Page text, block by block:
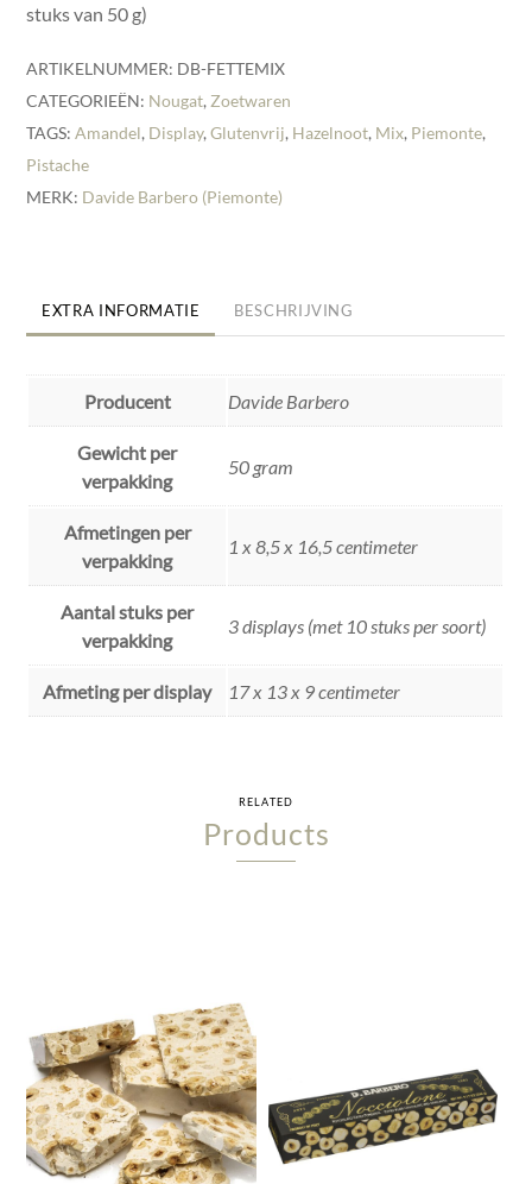
stuks van 50 g)
ARTIKELNUMMER: DB-FETTEMIX
CATEGORIEËN: Nougat, Zoetwaren
TAGS:Amandel, Display,Glutenvrij, Hazelnoot, Mix, Piemonte,
Pistache
MERK: Davide Barbero (Piemonte)
EXTRA INFORMATIE BESCHRIJVING
Producent Davide Barbero
Gewicht per
verpakking
50 gram
Afmetingen per
verpakking
1 x 8,5 x 16,5 centimeter
Aantal stuks per
verpakking
3 displays (met 10 stuks per soort)
Afmeting per display 17 x 13 x 9 centimeter
RELATED
Products